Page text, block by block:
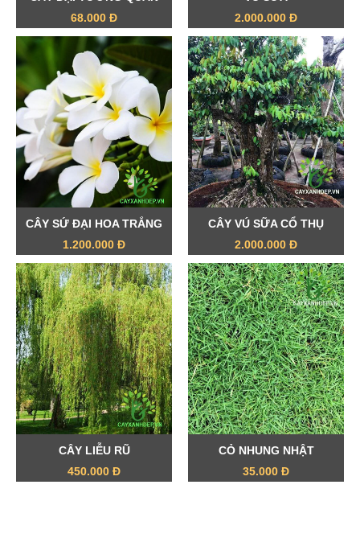
68.000 Đ
2.000.000 Đ
CÂY SỨ ĐẠI HOA TRẮNG
1.200.000 Đ
CÂY VÚ SỮA CỔ THỤ
2.000.000 Đ
CÂY LIỄU RŨ
450.000 Đ
CỎ NHUNG NHẬT
35.000 Đ